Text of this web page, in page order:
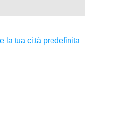
la tua città predefinita